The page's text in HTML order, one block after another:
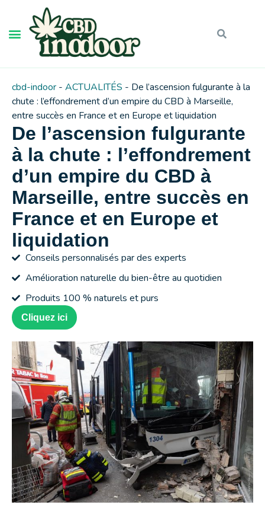
cbd-indoor - ACTUALITÉS - De l’ascension fulgurante à la
chute : l’effondrement d’un empire du CBD à Marseille,
entre succès en France et en Europe et liquidation
De l’ascension fulgurante
à la chute : l’effondrement
d’un empire du CBD à
Marseille, entre succès en
France et en Europe et
liquidation
Conseils personnalisés par des experts
Amélioration naturelle du bien-être au quotidien
Produits 100 % naturels et purs
Cliquez ici